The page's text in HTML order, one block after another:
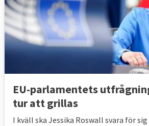
EU-parlamentets
tur att grillas
I kväll ska Jessika Roswall svara för